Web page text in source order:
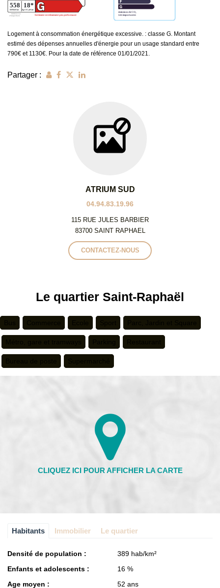
Logement à consommation énergétique excessive. : classe G. Montant
estimé des dépenses annuelles d'énergie pour un usage standard entre
790€ et 1130€. Pour la date de référence 01/01/2021.
Partager :
ATRIUM SUD
04.94.83.19.96
115 RUE JULES BARBIER
83700 SAINT RAPHAEL
CONTACTEZ-NOUS
Le quartier Saint-Raphaël
Habitants Immobilier Le quartier
Densité de population :
389 hab/km²
Enfants et adolescents :
16 %
Age moyen :
52 ans